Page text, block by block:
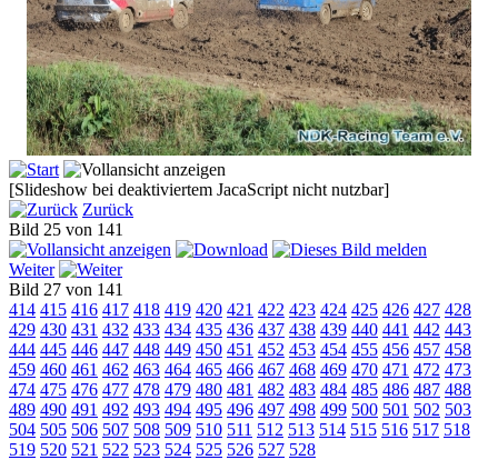
[Slideshow bei deaktiviertem JacaScript nicht nutzbar]
Zurück
Bild 25 von 141
Weiter
Bild 27 von 141
414 415 416 417 418 419 420 421 422 423 424 425 426 427 428
429 430 431 432 433 434 435 436 437 438 439 440 441 442 443
444 445 446 447 448 449 450 451 452 453 454 455 456 457 458
459 460 461 462 463 464 465 466 467 468 469 470 471 472 473
474 475 476 477 478 479 480 481 482 483 484 485 486 487 488
489 490 491 492 493 494 495 496 497 498 499 500 501 502 503
504 505 506 507 508 509 510 511 512 513 514 515 516 517 518
519 520 521 522 523 524 525 526 527 528